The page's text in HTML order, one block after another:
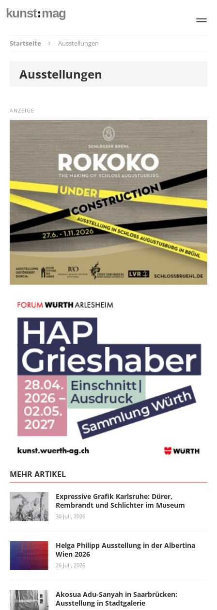
kunst:mag
Startseite Ausstellungen
Ausstellungen
ANZEIGE
MEHR ARTIKEL
Expressive Grafik Karlsruhe: Dürer,
Rembrandt und Schlichter im Museum
30 Juli, 2026
Helga Philipp Ausstellung in der Albertina
Wien 2026
26 Juli, 2026
Akosua Adu-Sanyah in Saarbrücken:
Ausstellung in Stadtgalerie